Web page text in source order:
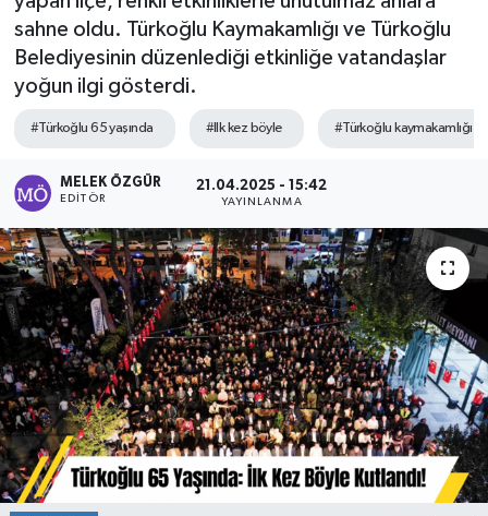
sahne oldu. Türkoğlu Kaymakamlığı ve Türkoğlu
Belediyesinin düzenlediği etkinliğe vatandaşlar
yoğun ilgi gösterdi.
#Türkoğlu 65 yaşında #Ilk kez böyle #Türkoğlu kaymakamlığı
MELEK ÖZGÜR
EDITÖR
21.04.2025 - 15:42
YAYINLANMA
Sağlık
Spor
Yaşam